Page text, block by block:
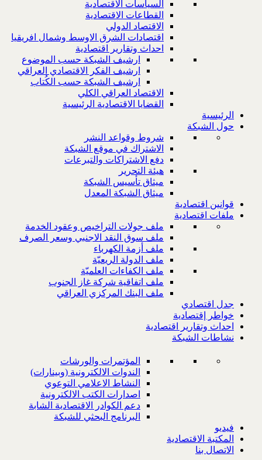
السياسات الاقتصادية
القطاعات الاقتصادية
الاقتصاد الدولي
اقتصادات الشرق الاوسط وشمال افريقيا
احداث وتقارير اقتصادية
ارشيف الشبكة حسب الموضوع
ارشيف الفكر الاقتصادي العراقي
ارشيف الشبكة حسب الكُتاب
الاقتصاد العراقي الكلي
القضايا الاقتصادية الرئيسية
الرئيسية
حول الشبكة
شروط وقواعد النشر
الاشتراك في موقع الشبكة
دفع الاشتراكات والتبرعات
هيئة التحرير
ميثاق تأسيس الشبكة
ميثاق الشبكة المعدل
قوانين اقتصادية
ملفات اقتصادية
ملف جولات التراخيص وعقود الخدمة
ملف سوق النقد الاجنبي وسعر الصرف
ملف أزمة الكهرباء
ملف الدولة الريعيّة
ملف الكفاءات العلميّة
ملف اتفاقية شركة غاز الجنوب
ملف البنك المركزي العراقي
جدل اقتصادي
خواطر إقتصادية
احداث وتقارير اقتصادية
نشاطات الشبكة
المؤتمرات والورشات
الندوات الالكترونية (وبينارات)
النشاط الاعلامي التوعوي
اصدارات الكتب الالكترونية
دعم الكوادر الاقتصادية الشابة
البرنامج البحثي للشبكة
فيديو
المكتبة الاقتصادية
الاتصال بنا